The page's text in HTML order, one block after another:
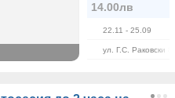
14.00лв
22.11 - 25.09
ул. Г.С. Раковски